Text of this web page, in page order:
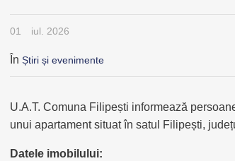
01 iul. 2026
În Știri și evenimente
U.A.T. Comuna Filipești informează
unui apartament situat în satul Filipești,
Datele imobilului: